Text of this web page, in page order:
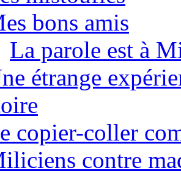
bons amis
La parole est à
étrange
copier-coller
contre